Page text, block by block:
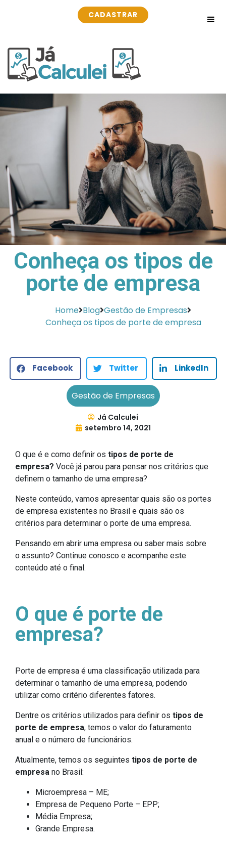
CADASTRAR
Conheça os tipos de
porte de empresa
Home Blog Gestão de Empresas
Conheça os tipos de porte de empresa
Facebook Twitter LinkedIn
Gestão de Empresas
Já Calculei
setembro 14, 2021
O que é e como definir os tipos de porte de
empresa? Você já parou para pensar nos critérios que
definem o tamanho de uma empresa?
Neste conteúdo, vamos apresentar quais são os portes
de empresa existentes no Brasil e quais são os
critérios para determinar o porte de uma empresa.
Pensando em abrir uma empresa ou saber mais sobre
o assunto? Continue conosco e acompanhe este
conteúdo até o final.
O que é porte de
empresa?
Porte de empresa é uma classificação utilizada para
determinar o tamanho de uma empresa, podendo
utilizar como critério diferentes fatores.
Dentre os critérios utilizados para definir os tipos de
porte de empresa, temos o valor do faturamento
anual e o número de funcionários.
Atualmente, temos os seguintes tipos de porte de
empresa no Brasil:
Microempresa – ME;
Empresa de Pequeno Porte – EPP;
Média Empresa;
Grande Empresa.